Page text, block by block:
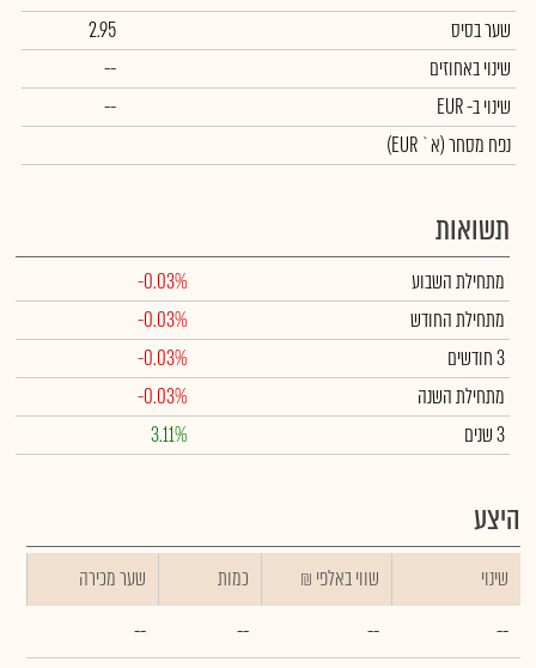
שער בסיס
2.95
שינוי באחוזים
--
שינויב- EUR
--
נפח מסחר(א` EUR)
תשואות
מתחילת השבוע
-0.03%
מתחילת החודש
-0.03%
3 חודשים
-0.03%
מתחילת השנה
-0.03%
3 שנים
3.11%
היצע
שינוי ₪ שווי באלפי כמות
שער מכירה
--
--
--
--